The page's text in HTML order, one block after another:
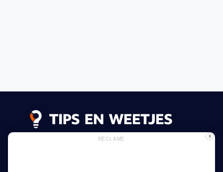
RECLAME X